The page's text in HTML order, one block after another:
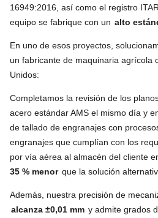
16949:2016, así como el registro
equipo se fabrique con un alto
En uno de esos proyectos,
un fabricante de maquinaria agrícola
Unidos:
Completamos la revisión de los
acero estándar AMS el mismo día y
de tallado de engranajes con
engranajes que cumplían con los
por vía aérea al almacén del cliente
35 % menor que la solución
Además, nuestra precisión de
alcanza ±0,01 mm y admite grados